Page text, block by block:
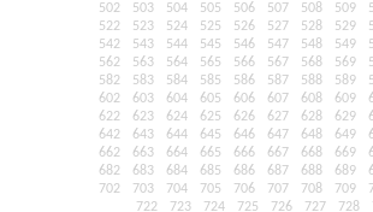
502
503 504 505 506 507 508 509
522
523 524 525 526 527 528 529
542
543 544 545 546 547 548 549
562
563 564 565 566 567 568 569
582
583 584 585 586 587 588 589
602
603 604 605 606 607 608 609
622
623 624 625 626 627 628 629
642
643 644 645 646 647 648 649
662
663 664 665 666 667 668 669
682
683 684 685 686 687 688 689
702
703 704 705 706 707 708 709
722
723 724 725 726 727 728